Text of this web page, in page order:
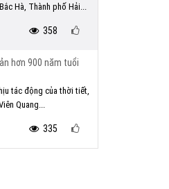
Hà, Thành phố Hải...
358
hơn 900 năm tuổi
tác động của thời tiết,
Quang...
335